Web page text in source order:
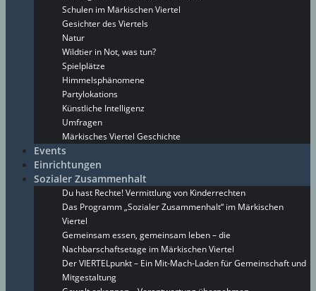
Schulen im Märkischen Viertel
Gesichter des Viertels
Natur
Wildtier in Not, was tun?
Spielplätze
Himmelsphänomene
Partylokations
Künstliche Intelligenz
Umfragen
Märkisches Viertel Geschichte
Events
Einrichtungen
Sozialer Zusammenhalt
Du hast Rechte! Vermittlung von Kinderrechten
Das Programm „Sozialer Zusammenhalt“ im Märkischen
Viertel
Gemeinsam essen, gemeinsam leben – die
Nachbarschaftsetage im Märkischen Viertel
Der VIERTELpunkt – Ein Mit-Mach-Laden für Gemeinschaft und
Mitgestaltung